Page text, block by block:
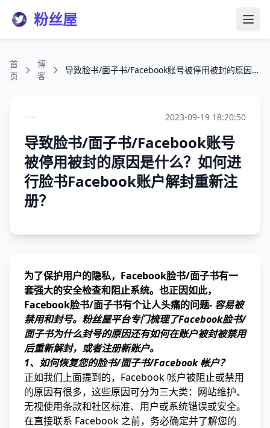
粉丝屋 打开
首
页
博
客
导致脸书/面子书/Facebook账号被停用被封的原因是什么？如何进行脸书Facebook账户解封重新注册？
2023-09-19 18:20:50
导致脸书/面子书/Facebook账号
被停用被封的原因是什么？如何进
行脸书Facebook账户解封重新注
册？
为了保护用户的隐私，Facebook脸书/面子书有一
套强大的安全检查和阻止系统。也正因如此，
Facebook脸书/面子书有个让人头痛的问题- 容易被
禁用和封号。粉丝屋平台专门梳理了Facebook脸书/
面子书为什么封号的原因还有如何在账户被封被禁用
后重新解封，或者注册新账户。
1、如何恢复您的脸书/面子书/Facebook 帐户？
正如我们上面提到的，Facebook 帐户被阻止或禁用
的原因有很多，这些原因可分为三大类：网站维护、
无视使用条款和社区标准、用户或系统错误或安全。
在直接联系 Facebook 之前，务必确定并了解您的